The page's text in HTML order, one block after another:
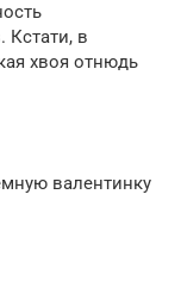
в
хвоя отнюдь
валентинку